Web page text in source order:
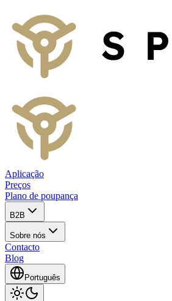
Aplicação
Preços
Plano de poupança
B2B
Sobre nós
Contacto
Blog
Português